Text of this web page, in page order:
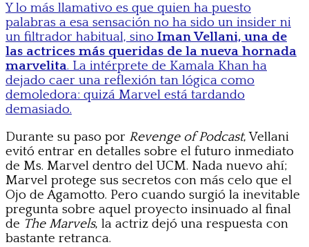
Y lo más llamativo es que quien ha puesto
palabras a esa sensación no ha sido un insider ni
un filtrador habitual, sino Iman Vellani, una de
las actrices más queridas de la nueva hornada
marvelita. La intérprete de Kamala Khan ha
dejado caer una reflexión tan lógica como
demoledora: quizá Marvel está tardando
demasiado.
Durante su paso por Revenge of Podcast, Vellani
evitó entrar en detalles sobre el futuro inmediato
de Ms. Marvel dentro del UCM. Nada nuevo ahí;
Marvel protege sus secretos con más celo que el
Ojo de Agamotto. Pero cuando surgió la inevitable
pregunta sobre aquel proyecto insinuado al final
de The Marvels, la actriz dejó una respuesta con
bastante retranca.